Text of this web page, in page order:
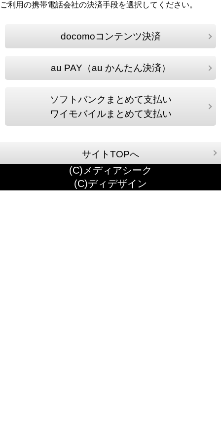
ご利用の携帯電話会社の決済手段を選択してください。
docomoコンテンツ決済
au PAY（au かんたん決済）
ソフトバンクまとめて支払い
ワイモバイルまとめて支払い
サイトTOPへ
(C)メディアシーク
(C)ディデザイン